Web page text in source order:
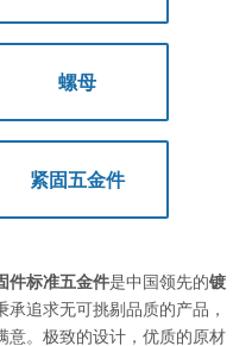
螺母
紧固五金件
件标准五金件是中国领先的镀
追求无可挑剔品质的产品，
意。极致的设计，优质的原材